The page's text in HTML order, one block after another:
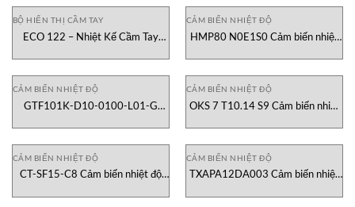
BỘ HIỂN THỊ CẦM TAY
ECO 122 – Nhiệt Kế Cầm Tay
CẢM BIẾN NHIỆT ĐỘ
HMP80 N0E1S0 Cảm biến nhiệt
CẢM BIẾN NHIỆT ĐỘ
GTF101K-D10-0100-L01-G
CẢM BIẾN NHIỆT ĐỘ
OKS 7 T10.14 S9 Cảm biến nhiệt
CẢM BIẾN NHIỆT ĐỘ
CT-SF15-C8 Cảm biến nhiệt độ
Nam
CẢM BIẾN NHIỆT ĐỘ
TXAPA12DA003 Cảm biến nhiệt